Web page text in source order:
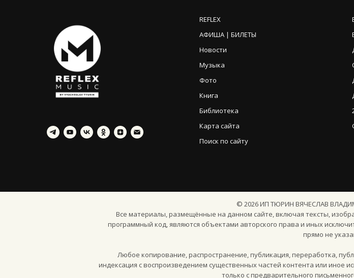
REFLEX
АФИША | БИЛЕТЫ
Новости
Музыка
Фото
Книга
Библиотека
Карта сайта
Поиск по сайту
© 2026ИП ТЮРИН ВЯЧЕСЛАВ
Все материалы, размещённые на данном сайте, включая тексты,
программный код, являются объектами авторского права и иных
прямо не
Любое копирование, распространение, публикация, переработка,
индексация с воспроизведением существенных частей контента или иное
только с предварительного